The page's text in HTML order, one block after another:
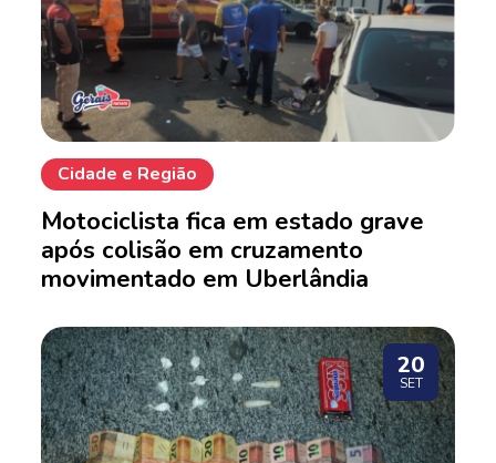
Cidade e Região
Motociclista fica em estado grave
após colisão em cruzamento
movimentado em Uberlândia
20
SET